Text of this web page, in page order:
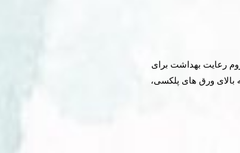
رعایت بهداشت برای
بالای ورق های پلکسی،